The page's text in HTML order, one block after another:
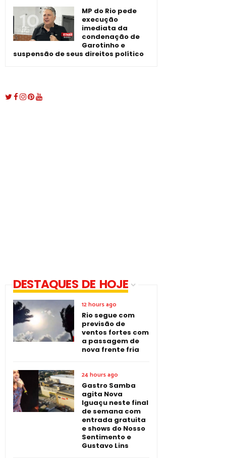
MP do Rio pede
execução
imediata da
condenação de
Garotinho e
suspensão de seus direitos político
DESTAQUES DE HOJE
12 hours ago
Rio segue com
previsão de
ventos fortes com
a passagem de
nova frente fria
24 hours ago
Gastro Samba
agita Nova
Iguaçu neste final
de semana com
entrada gratuita
e shows do Nosso
Sentimento e
Gustavo Lins